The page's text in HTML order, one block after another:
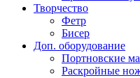
Творчество
Фетр
Бисер
Доп. оборудование
Портновские
Раскройные